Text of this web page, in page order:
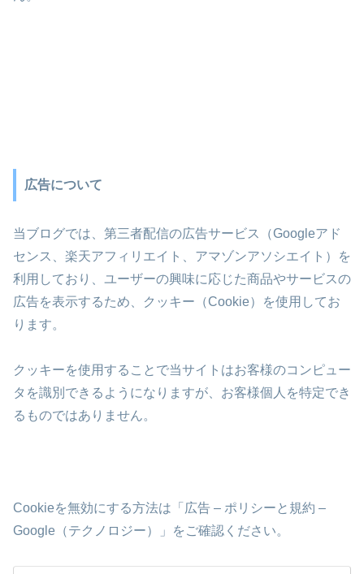
広告について
当ブログでは、第三者配信の広告サービス（Googleアド
センス、楽天アフィリエイト、アマゾンアソシエイト）を
利用しており、ユーザーの興味に応じた商品やサービスの
広告を表示するため、クッキー（Cookie）を使用してお
ります。
クッキーを使用することで当サイトはお客様のコンピュー
タを識別できるようになりますが、お客様個人を特定でき
るものではありません。
Cookieを無効にする方法は「広告 – ポリシーと規約 –
Google（テクノロジー）」をご確認ください。